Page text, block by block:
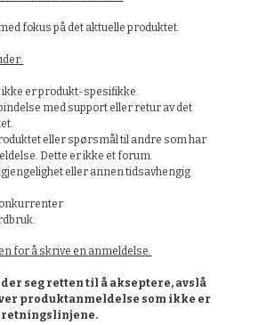
fokus på det aktuelle produktet.
er produkt-spesifikke.
med support eller retur av det
eller spørsmål til andre som har
Dette er ikke et forum.
eller annen tidsavhengig
for å skrive en anmeldelse.
seg retten til å akseptere, avslå
produktanmeldelse som ikke er
retningslinjene.